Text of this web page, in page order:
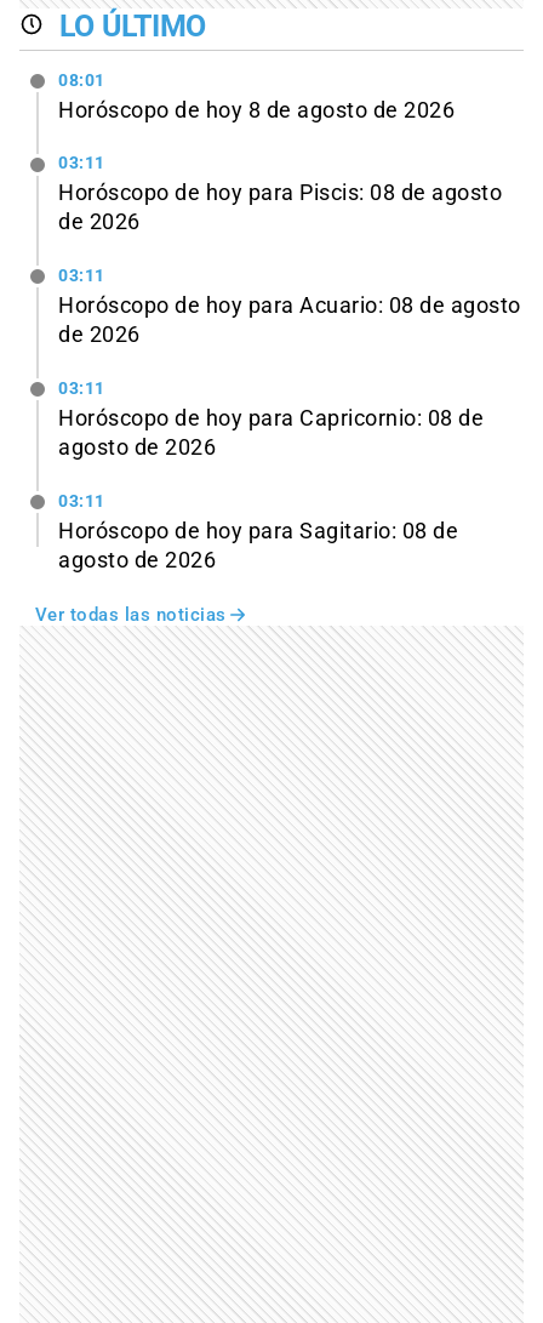
LO ÚLTIMO
08:01
Horóscopo de hoy 8 de agosto de 2026
03:11
Horóscopo de hoy para Piscis: 08 de agosto
de 2026
03:11
Horóscopo de hoy para Acuario: 08 de agosto
de 2026
03:11
Horóscopo de hoy para Capricornio: 08 de
agosto de 2026
03:11
Horóscopo de hoy para Sagitario: 08 de
agosto de 2026
Ver todas las noticias